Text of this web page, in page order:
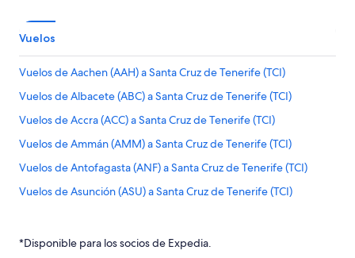
Vuelos
Vuelos de Aachen (AAH) a Santa Cruz de Tenerife (TCI)
Vuelos de Albacete (ABC) a Santa Cruz de Tenerife (TCI)
Vuelos de Accra (ACC) a Santa Cruz de Tenerife (TCI)
Vuelos de Ammán (AMM) a Santa Cruz de Tenerife (TCI)
Vuelos de Antofagasta (ANF) a Santa Cruz de Tenerife (TCI)
Vuelos de Asunción (ASU) a Santa Cruz de Tenerife (TCI)
Vuelos de Abu Dhabi (AUH) a Santa Cruz de Tenerife (TCI)
*Disponible para los socios de Expedia.